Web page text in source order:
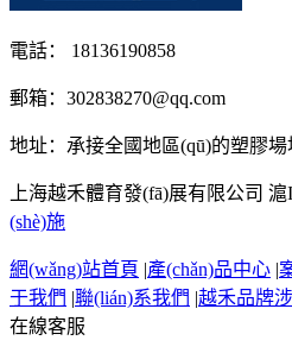
電話： 18136190858
郵箱：302838270@qq.com
地址：承接全國地區(qū)的塑膠場
上海越禾體育發(fā)展有限公司 滬
(shè)施
網(wǎng)站首頁 |產(chǎn)品中心 |
于我們 |聯(lián)系我們 |越禾品牌
在線客服